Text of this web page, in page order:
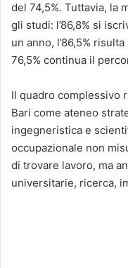
del 74,5%. Tuttavia, la
gli studi: l’86,8% si
un anno, l’86,5%
76,5% continua il
Il quadro complessivo
Bari come ateneo
ingegneristica e
occupazionale non
di trovare lavoro, ma
universitarie, ricerca,